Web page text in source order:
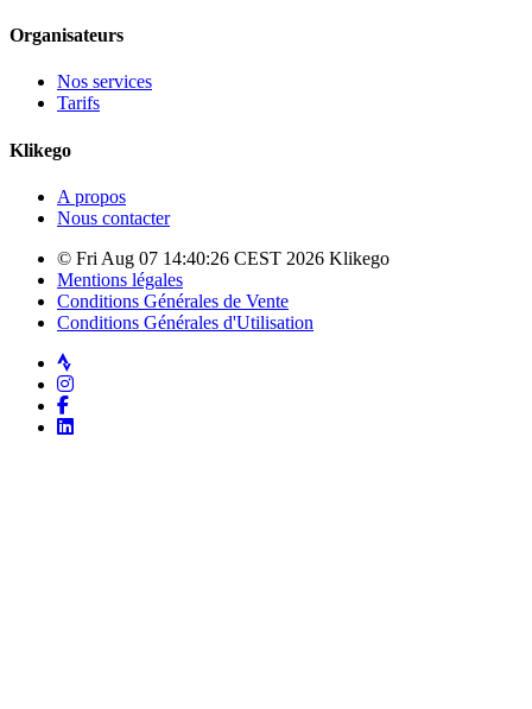
Organisateurs
Nos services
Tarifs
Klikego
A propos
Nous contacter
© Fri Aug 07 14:40:26 CEST 2026 Klikego
Mentions légales
Conditions Générales de Vente
Conditions Générales d'Utilisation
Strava
Instagram
Facebook
LinkedIn